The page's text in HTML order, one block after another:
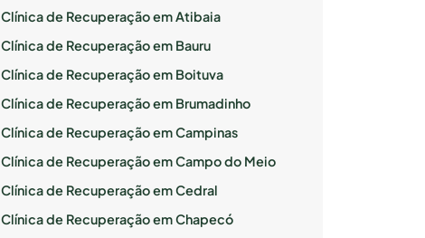
Clínica de Recuperação em Atibaia
Clínica de Recuperação em Bauru
Clínica de Recuperação em Boituva
Clínica de Recuperação em Brumadinho
Clínica de Recuperação em Campinas
Clínica de Recuperação em Campo do Meio
Clínica de Recuperação em Cedral
Clínica de Recuperação em Chapecó